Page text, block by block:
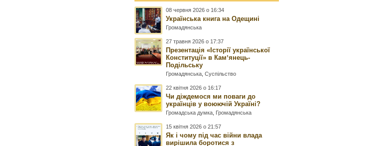
08 червня 2026 о 16:34
Українська книга на Одещині
Громадянська
27 травня 2026 о 17:37
Презентація «Історії української
Конституції» в Камʼянець-
Подільську
Громадянська ,Суспільство
22 квітня 2026 о 16:17
Чи діждемося ми поваги до
українців у воюючій Україні?
Громадська думка Громадянська
15 квітня 2026 о 21:57
Як і чому під час війни влада
вирішила боротися з